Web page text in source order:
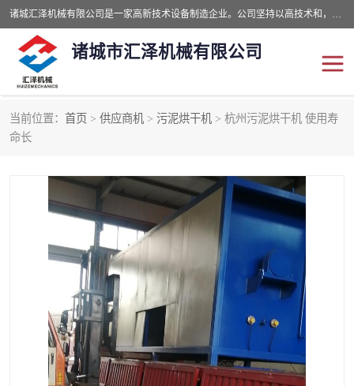
诸城汇泽机械有限公司是一家高新技术设备制造企业。公司坚持以高技术和，高服务于用户，以的环保机械制造设备赢的用户的信赖。现在主要生产死亡畜禽无害化处理和立式和卧式有机肥设备，搅拌机，烘干机，高温发酵机等。污水处理设备，固液分离机。气浮机，化制机等。公司秉承品质，用户至上，科技创新的经营理。
诸城市汇泽机械有限公司
当前位置： 首页 > 供应商机 > 污泥烘干机 > 杭州污泥烘干机 使用寿
命长发酵设备
鸡粪发酵机 有机肥设备
纳米膜好氧发酵堆肥机 粪污烘干酶体机
膜式堆肥机 纳米膜发酵
膜式发酵仓 分子膜堆肥仓
分子膜发酵堆肥设备